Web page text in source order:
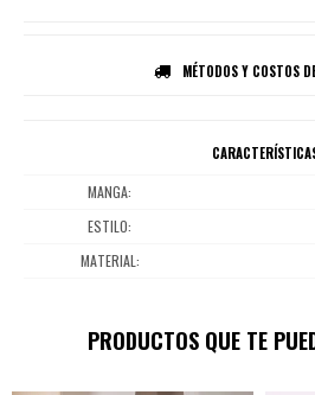
MÉTODOS Y COSTOS
MANGA
ESTILO
MATERIAL
PRODUCTOS QUE TE